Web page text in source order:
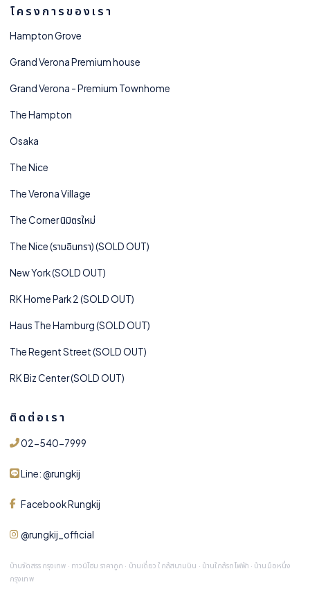
โครงการของเรา
Hampton Grove
Grand Verona Premium house
Grand Verona - Premium Townhome
The Hampton
Osaka
The Nice
The Verona Village
The Corner นิมิตรใหม่
The Nice (รามอินทรา) (SOLD OUT)
New York (SOLD OUT)
RK Home Park 2 (SOLD OUT)
Haus The Hamburg (SOLD OUT)
The Regent Street (SOLD OUT)
RK Biz Center (SOLD OUT)
ติดต่อเรา
02-540-7999
Line: @rungkij
Facebook Rungkij
@rungkij_official
บ้านจัดสรร กรุงเทพ · ทาวน์โฮม ราคาถูก · บ้านเดี่ยว ใกล้สนามบิน · บ้านใกล้รถไฟฟ้า · บ้านมือหนึ่ง
กรุงเทพ